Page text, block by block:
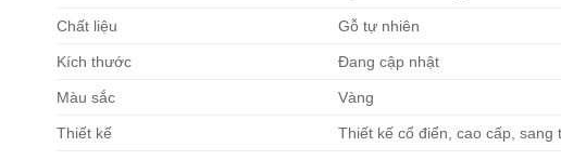
Chất liệu Gỗ tự nhiên
Kích thước Đang cập nhật
Màu sắc Vàng
Thiết kế Thiết kế cổ điển, cao cấp, sang